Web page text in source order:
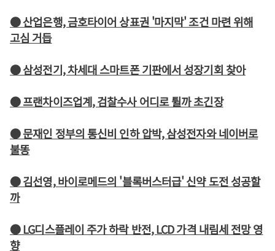
● 산업은행, 금호타이어 상표권 '마지막' 조건 마련 위해
고심 거듭
● 삼성전기, 차세대 스마트폰 기판에서 성장기회 찾아
● 프랜차이즈업계, 검찰수사 어디로 튈까 초긴장
● 문재인 정부의 통신비 인하 압박, 삼성전자와 네이버로
불똥
● 김선영, 바이로메드의 '블록버스터급' 신약 도전 성공할
까
● LG디스플레이 주가 하락 반전, LCD 가격 내림세 전망 영
향